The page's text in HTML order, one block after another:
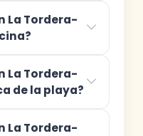
La Tordera-
La Tordera-
de la playa?
La Tordera-